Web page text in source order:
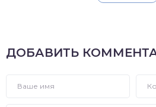
ДОБАВИТЬ